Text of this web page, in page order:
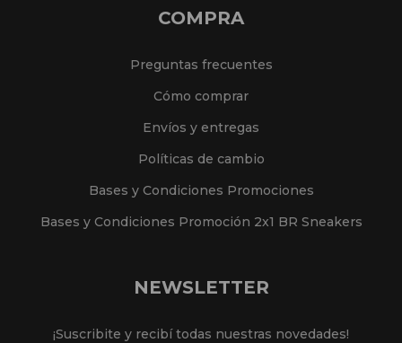
COMPRA
Preguntas frecuentes
Cómo comprar
Envíos y entregas
Políticas de cambio
Bases y Condiciones Promociones
Bases y Condiciones Promoción 2x1 BR Sneakers
NEWSLETTER
¡Suscribite y recibí todas nuestras novedades!